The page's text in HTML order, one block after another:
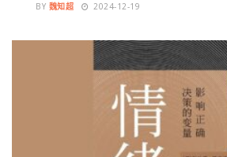
BY 魏知超 2024-12-19